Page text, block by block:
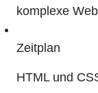
komplexe
Zeitplan
HTML und